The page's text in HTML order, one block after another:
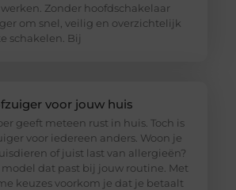
Zonder hoofdschakelaar
om snel, veilig en overzichtelijk
schakelen. Bij
voor jouw huis
geeft meteen rust in huis. Toch is
voor iedereen anders. Woon je
of juist last van allergieën?
model dat past bij jouw routine. Met
keuzes voorkom je dat je betaalt